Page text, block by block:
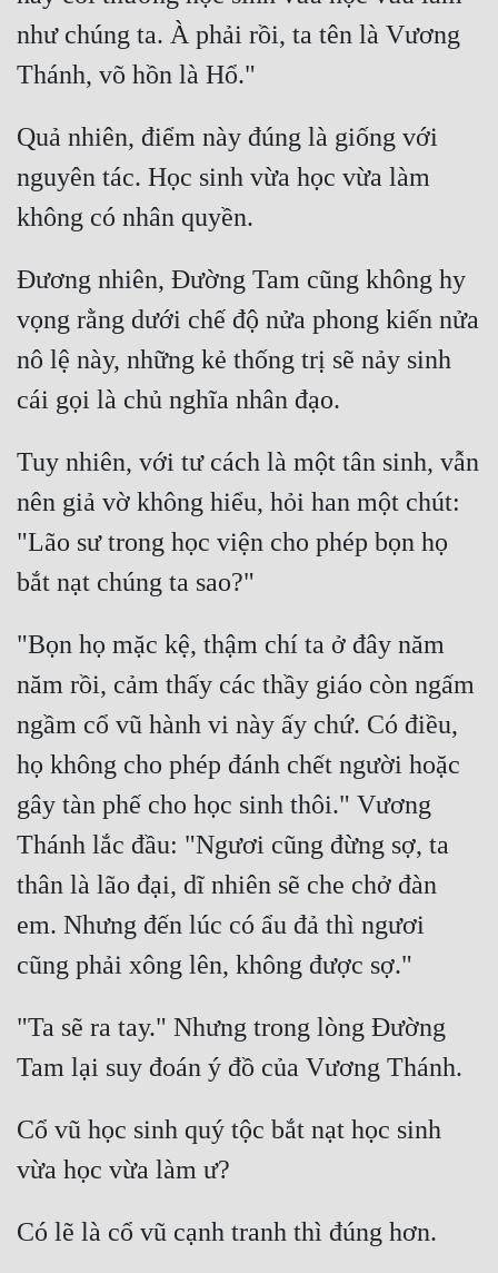
như chúng ta. À phải rồi, ta tên là Vương
Quả nhiên, điểm này đúng là giống với
nguyên tác. Học sinh vừa học vừa làm
Đương nhiên, Đường Tam cũng không hy
vọng rằng dưới chế độ nửa phong kiến nửa
nô lệ này, những kẻ thống trị sẽ nảy sinh
Tuy nhiên, với tư cách là một tân sinh, vẫn
nên giả vờ không hiểu, hỏi han một chút:
"Lão sư trong học viện cho phép bọn họ
"Bọn họ mặc kệ, thậm chí ta ở đây năm
năm rồi, cảm thấy các thầy giáo còn ngấm
ngầm cổ vũ hành vi này ấy chứ. Có điều,
họ không cho phép đánh chết người hoặc
gây tàn phế cho học sinh thôi." Vương
Thánh lắc đầu: "Ngươi cũng đừng sợ, ta
thân là lão đại, dĩ nhiên sẽ che chở đàn
em. Nhưng đến lúc có ẩu đả thì ngươi
"Ta sẽ ra tay." Nhưng trong lòng Đường
Cổ vũ học sinh quý tộc bắt nạt học sinh